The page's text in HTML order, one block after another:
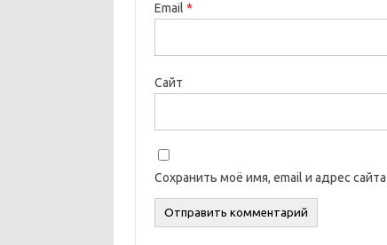
Email *
Сайт
Сохранить моё имя, email и адрес